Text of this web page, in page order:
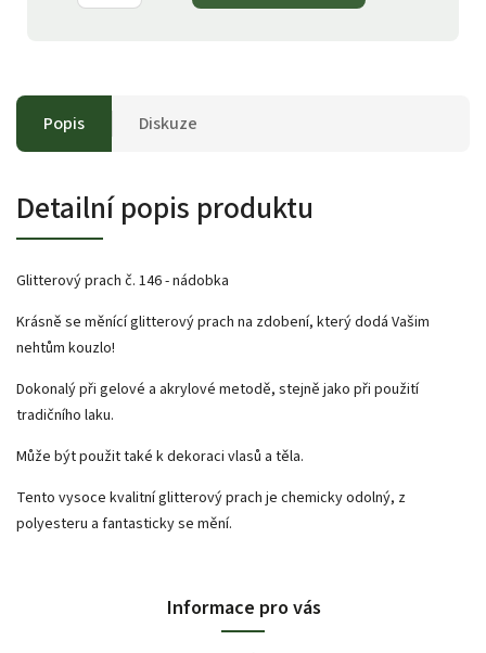
Popis Diskuze
Detailní popis produktu
Glitterový prach č. 146 - nádobka
Krásně se měnící glitterový prach na zdobení, který dodá Vašim
nehtům kouzlo!
Dokonalý při gelové a akrylové metodě, stejně jako při použití
tradičního laku.
Může být použit také k dekoraci vlasů a těla.
Tento vysoce kvalitní glitterový prach je chemicky odolný, z
polyesteru a fantasticky se mění.
Informace pro vás